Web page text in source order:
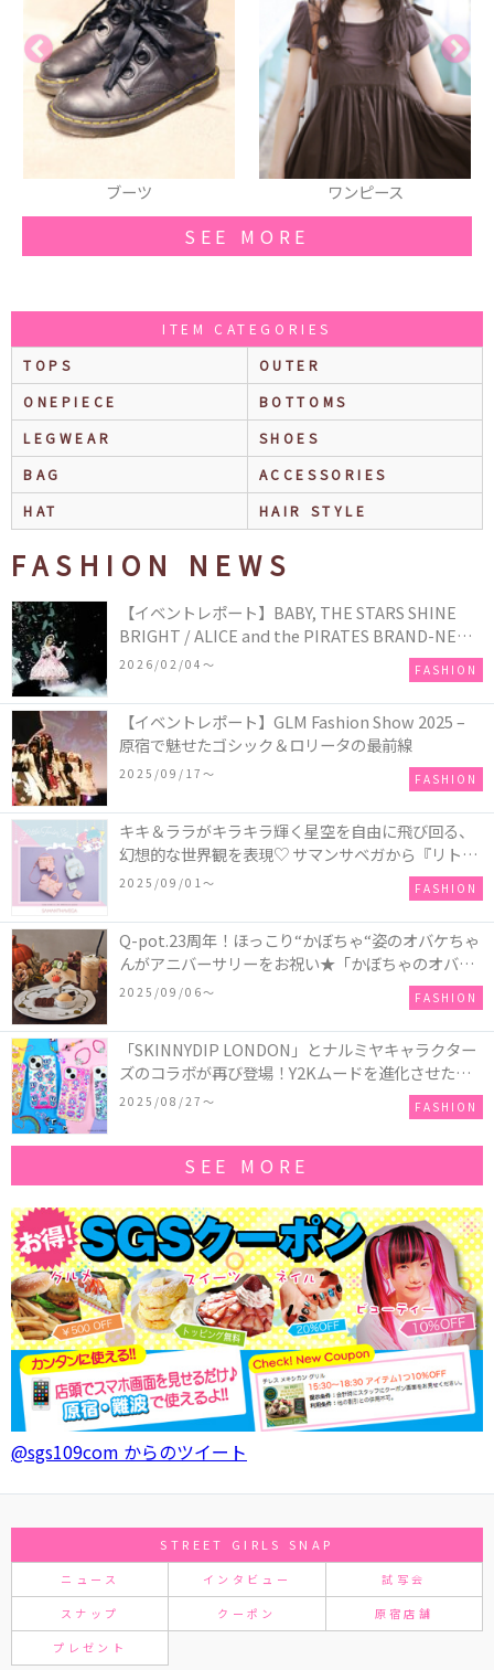
ワンピース 財布
SEE MORE
ITEM CATEGORIES
TOPS
OUTER
ONEPIECE
BOTTOMS
LEGWEAR
SHOES
BAG
ACCESSORIES
HAT
HAIR STYLE
FASHION NEWS
【イベントレポート】BABY, THE STARS SHINE
BRIGHT / ALICE and the PIRATES BRAND-NEW
COLLECTION in TOKYO
2026/02/04〜 FASHION
【イベントレポート】GLM Fashion Show 2025 –
原宿で魅せたゴシック＆ロリータの最前線
2025/09/17〜 FASHION
キキ＆ララがキラキラ輝く星空を自由に飛び回る、
幻想的な世界観を表現♡ サマンサベガから『リトル
ツインスターズ』50周年アニバーサリーイヤー』を
2025/09/01〜 FASHION
Q-pot.23周年！ほっこり“かぼちゃ“姿のオバケちゃ
んがアニバーサリーをお祝い★「かぼちゃのオバケ
ーキアクセサリー」が新発売！Q-pot CAFE.では
「かぼちゃのオバケーキプレート」も登場
2025/09/06〜 FASHION
「SKINNYDIP LONDON」とナルミヤキャラクター
ズのコラボが再び登場！Y2Kムードを進化させた新
作コレクションを発売♪
2025/08/27〜 FASHION
SEE MORE
@sgs109com からのツイート
STREET GIRLS SNAP
ニュース インタビュー 試写会
スナップ クーポン 原宿店舗
プレゼント